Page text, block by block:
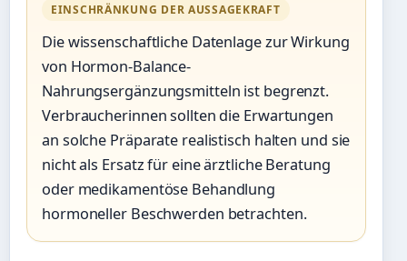
EINSCHRÄNKUNG DER AUSSAGEKRAFT
Die wissenschaftliche Datenlage zur Wirkung
von Hormon-Balance-
Nahrungsergänzungsmitteln ist begrenzt.
Verbraucherinnen sollten die Erwartungen
an solche Präparate realistisch halten und sie
nicht als Ersatz für eine ärztliche Beratung
oder medikamentöse Behandlung
hormoneller Beschwerden betrachten.